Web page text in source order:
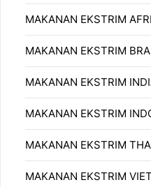
MAKANAN EKSTRIM
MAKANAN EKSTRIM
MAKANAN EKSTRIM
MAKANAN EKSTRIM
MAKANAN EKSTRIM
MAKANAN EKSTRIM